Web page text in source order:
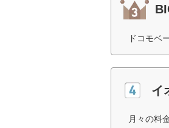
ドコモベ
イ
月々の料